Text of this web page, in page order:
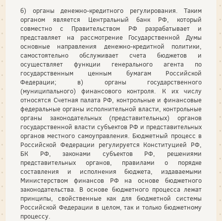
б) органы денежно-кредитного регулирования. Таким
органом является Центральный банк РФ, который
совместно с Правительством РФ разрабатывает и
представляет на рассмотрение Государственной Думы
основные направления денежно-кредитной политики,
самостоятельно обслуживает счета бюджетов и
осуществляет функции генерального агента по
государственным ценным бумагам Российской
Федерации; в) органы государственного
(муниципального) финансового контроля. К их числу
относятся Счетная палата РФ, контрольные и финансовые
федеральные органы исполнительной власти, контрольные
органы законодательных (представительных) органов
государственной власти субъектов РФ и представительных
органов местного самоуправления. Бюджетный процесс в
Российской Федерации регулируется Конституцией РФ,
БК РФ, законами субъектов РФ, решениями
представительных органов, правилами о порядке
составления и исполнения бюджета, издаваемыми
Министерством финансов РФ на основе бюджетного
законодательства. В основе бюджетного процесса лежат
принципы, свойственные как для бюджетной системы
Российской Федерации в целом, так и только бюджетному
процессу.